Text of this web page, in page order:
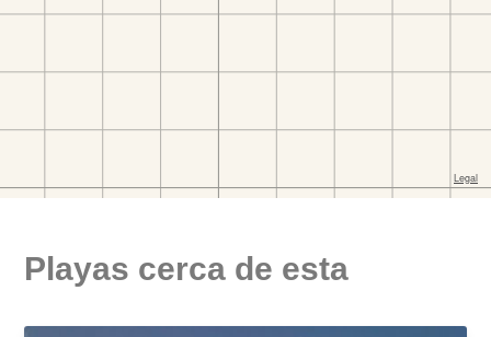
Playas cerca de esta